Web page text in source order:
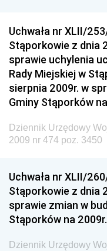
Drogowego
Dziennik Urzędowy
Dziennik
Dziennik
Społecznej
Dziennik
i Gospodarki
Dziennik Urzędowy
Dziennik
Antykorupcyjnego
Wewnętrznego
Uchwała nr XLII/
Stąporkowie z dnia
sprawie uchylenia
Rady Miejskiej w
sierpnia 2009r. w
Gminy Stąporków
Dziennik Urzędowy
2009 nr 474 poz. 3450
Uchwała nr XLII/
Stąporkowie z dnia
sprawie zmian w
Stąporków na 2009r.
Dziennik Urzędowy